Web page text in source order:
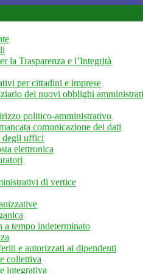
la Trasparenza e l’Integrità
per cittadini e imprese
dei nuovi obblighi
politico-amministrativo
comunicazione dei dati
degli uffici
elettronica
di vertice
a tempo indeterminato
e autorizzati ai dipendenti
collettiva
integrativa